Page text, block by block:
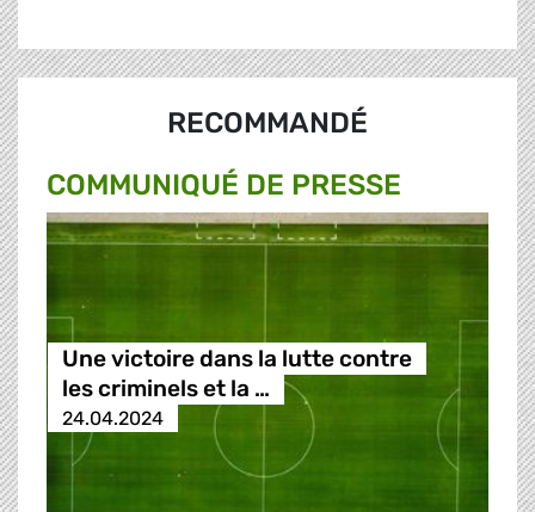
RECOMMANDÉ
COMMUNIQUÉ DE PRESSE
Une victoire dans la lutte contre
les criminels et la …
24.04.2024